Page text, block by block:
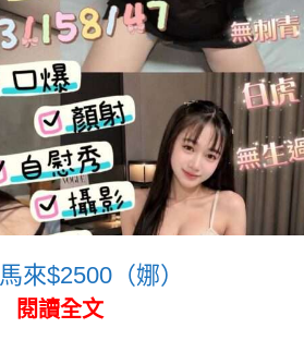
馬來$2500（娜）
閱讀全文